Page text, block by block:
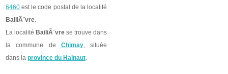
6460 est le code postal de la localité
BailiÃ¨vre.
La localité BailiÃ¨vre se trouve dans
la commune de Chimay, située
dans la province du Hainaut.